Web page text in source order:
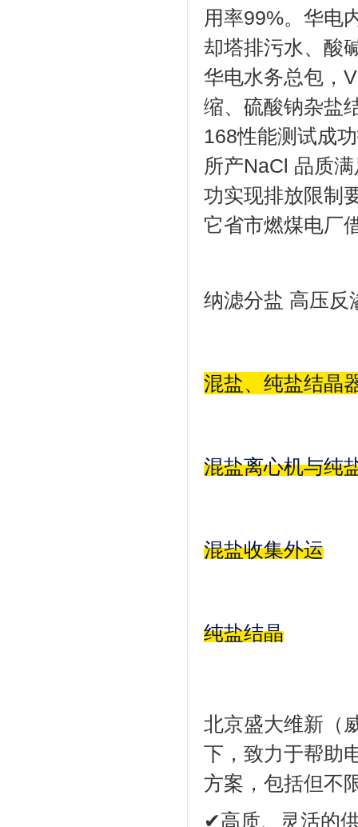
用率99%。华电
却塔排污水、酸
华电水务总包，
缩、硫酸钠杂盐
168性能测试成
所产NaCl 品质
功实现排放限制
它省市燃煤电厂
纳滤分盐 高压反
混盐、纯盐结晶
混盐离心机与纯
混盐收集外运
纯盐结晶
北京盛大维新（
下，致力于帮助
方案，包括但不
✔高质、灵活的